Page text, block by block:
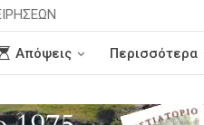
Απόψεις Περισσότερα